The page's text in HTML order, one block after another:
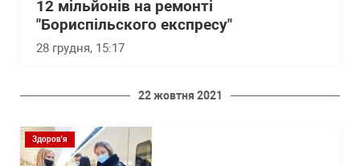
12 мільйонів на ремонті
"Бориспільского експресу"
28 грудня, 15:17
22 жовтня 2021
Здоров'я